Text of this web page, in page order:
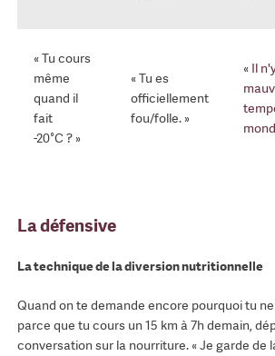
« Tu cours
même
quand il
fait
-20°C ? »
« Tu es
officiellement
fou/folle. »
« Il
La défensive
La technique de la diversion nutritionnelle
Quand on te demande encore pourquoi tu
parce que tu cours un 15 km à 7h demain,
conversation sur la nourriture. « Je garde de